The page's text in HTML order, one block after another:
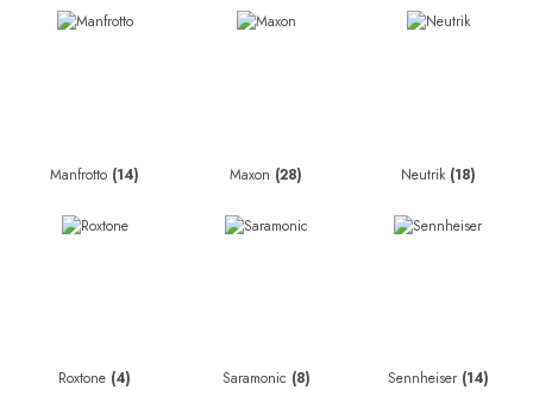
Manfrotto (14) Maxon (28) Neutrik (18)
Roxtone (4) Saramonic (8) Sennheiser (14)